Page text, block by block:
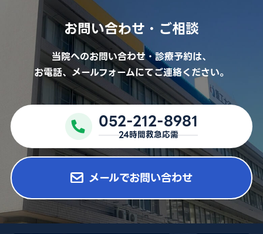
予約キャンセル・変更
052-212-8981
24時間救急応需
For International Patients
052-212-8981
お問い合わせ・ご相談
当院へのお問い合わせ・診療予約は、
お電話、メールフォームにてご連絡ください。
052-212-8981
24時間救急応需
メールでお問い合わせ